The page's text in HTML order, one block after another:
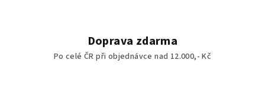
Doprava zdarma
Po celé ČR při objednávce nad 12.000,- Kč